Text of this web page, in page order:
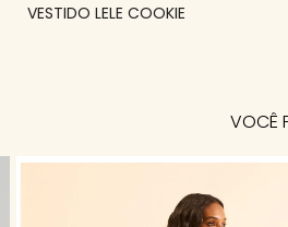
VESTIDO LELE COOKIE
VOCÊ